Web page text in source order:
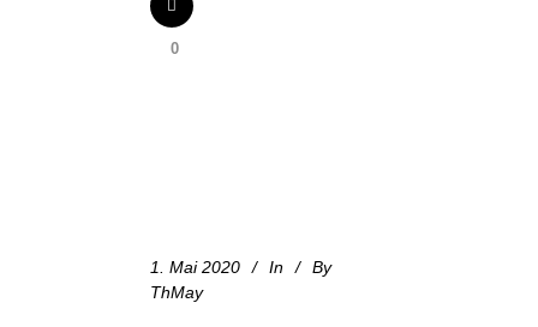
0
1. Mai 2020 In
By
ThMay